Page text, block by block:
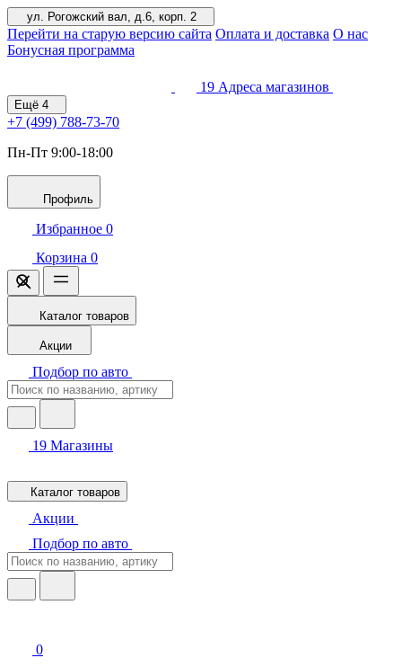
ул. Рогожский вал, д.6, корп. 2
Перейти на старую версию сайта Оплата и доставка О нас
Бонусная программа
19 Адреса магазинов
Ещё 4
+7 (499) 788-73-70
Пн-Пт 9:00-18:00
Профиль
Избранное 0
Корзина 0
Каталог товаров
Акции
Подбор по авто
19 Магазины
Каталог товаров
Акции
Подбор по авто
0